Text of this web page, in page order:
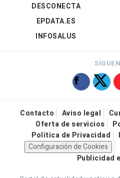
DESCONECTA
EPDATA.ES
INFOSALUS
Contacto Aviso legal
Oferta de servicios
Política de Privacidad
Configuración de Cookies
Publicidad